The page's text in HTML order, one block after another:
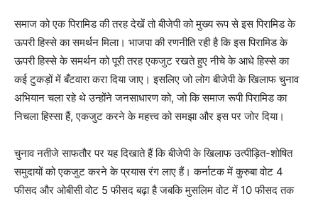
समाज को एक पिरामिड की तरह देखें तो बीजेपी को मुख्य रूप से इस पिरामिड के
ऊपरी हिस्से का समर्थन मिला। भाजपा की रणनीति रही है कि इस पिरामिड के
ऊपरी हिस्से के समर्थन को पूरी तरह एकजुट रखते हुए नीचे के आधे हिस्से का
कई टुकड़ों में बँटवारा करा दिया जाए। इसलिए जो लोग बीजेपी के खिलाफ चुनाव
अभियान चला रहे थे उन्होंने जनसाधारण को, जो कि समाज रूपी पिरामिड का
निचला हिस्सा हैं, एकजुट करने के महत्त्व को समझा और इस पर जोर दिया।
चुनाव नतीजे साफतौर पर यह दिखाते हैं कि बीजेपी के खिलाफ उत्पीड़ित-शोषित
समुदायों को एकजुट करने के प्रयास रंग लाए हैं। कर्नाटक में कुरुबा वोट 4
फीसद और ओबीसी वोट 5 फीसद बढ़ा है जबकि मुसलिम वोट में 10 फीसद तक